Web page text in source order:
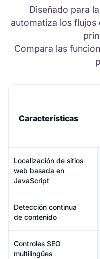
Diseñado para
automatiza los
Compara las
Características
Localización de sitios
web basada en
JavaScript
Detección continua
de contenido
Controles SEO
multilingües